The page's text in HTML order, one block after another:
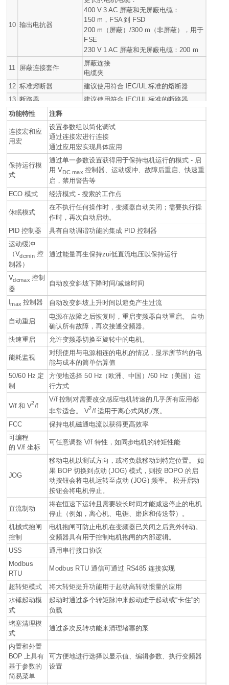
10 输出电抗器
400 V 3 AC 屏蔽和无屏蔽电缆：
150 m，FSA 到 FSD
200 m（屏蔽）/300 m（非屏蔽），用于
FSE
230 V 1 AC 屏蔽和无屏蔽电缆：200 m
11 屏蔽连接套件
屏蔽连接
电缆夹
12 标准熔断器
建议使用符合 IEC/UL 标准的熔断器
13 断路器
建议使用符合 IEC/UL 标准的断路器
功能特性
注释
连接宏和应
用宏
设置参数组以简化调试
通过连接宏进行连接
通过应用宏实现具体应用
保持运行模
式
通过单一参数设置获得用于保持电机运行的模式 - 启
用VDC max 控制器、运动缓冲、故障后重启、快速重
启，禁用警告等
ECO 模式
经济模式 - 搜索的工作点
休眠模式
在不执行任何操作时，变频器自动关闭；需要执行操
作时，再次自动启动。
PID 控制器
具有自动调谐功能的集成 PID 控制器
运动缓冲
（Vdcmin 控
制器）
通过能量再生保持zui低直流电压以保持运行
Vdcmax 控制
器
自动改变斜坡下降时间/减速时间
Imax 控制器 自动改变斜坡上升时间以避免产生过流
自动重启
电源在故障之后恢复时，重启变频器自动重启。 自动
确认所有故障，再次接通变频器。
快速重启
允许变频器切换至旋转中的电机。
能耗监视
对照使用与电源相连的电机的情况，显示所节约的电
能与成本的简单估算值
50/60 Hz 定
制
方便地选择 50 Hz（欧洲、中国）/60 Hz（美国）运
行方式
V/f和V2/f
V/f控制对需要改变感应电机转速的几乎所有应用都
非常适合。V2/f适用于离心式风机/泵。
FCC
保持电机磁通电流以获得更高效率
可编程
的V/f 坐标
可任意调整V/f 特性，如同步电机的转矩性能
JOG
移动电机以测试方向，或将负载移动到特定位置。 如
果 BOP 切换到点动 (JOG) 模式，则按 BOPO 的启
动按钮会将电机运转至点动 (JOG) 频率。 松开启动
按钮会将电机停止。
直流制动
将在恒速下运转且需要较长时间才能减速停止的电机
停止（例如，离心机、电锯、磨床和传送带）。
机械式抱闸
控制
电机抱闸可防止电机在变频器已关闭之后意外转动。
变频器具有用于控制电机抱闸的内部逻辑。
USS
通用串行接口协议
Modbus
RTU
Modbus RTU 通信可通过 RS485 连接实现
超转矩模式 将大转矩提升功能用于起动高转动惯量的应用
水锤起动模
式
起动时通过多个转矩脉冲来起动难于起动或“卡住”的
负载
堵塞清理模
式
通过多次反转功能来清理堵塞的泵
内置和外置
BOP 上具有
基于参数的
简易菜单
可方便地进行选择以显示值、编辑参数、执行变频器
设置